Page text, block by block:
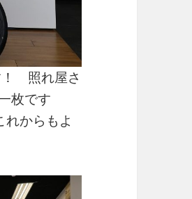
！ 照れ屋さ
枚です
からもよ